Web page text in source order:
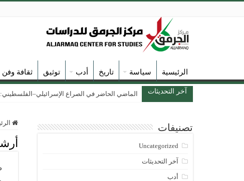
الرئيسية سياسة تاريخ أدب توثيق ثقافة وفن
آخر التحديثات الماضي الحاضر في الصراع الإسرائيلي–الفلسطيني:
تصنيفات
Uncategorized
آخر التحديثات
أدب